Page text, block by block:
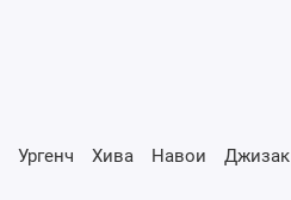
Ургенч Хива Навои Джизак